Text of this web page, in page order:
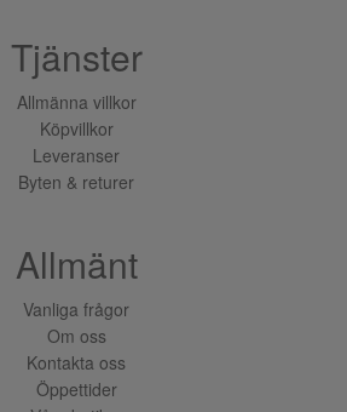
Tjänster
Allmänna villkor
Köpvillkor
Leveranser
Byten & returer
Allmänt
Vanliga frågor
Om oss
Kontakta oss
Öppettider